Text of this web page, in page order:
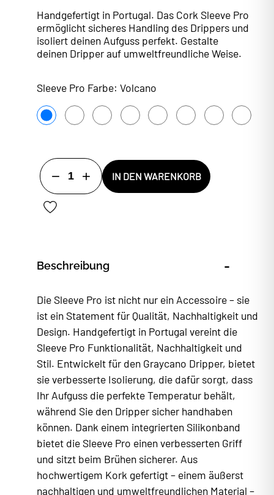
Handgefertigt in Portugal. Das Cork Sleeve Pro
ermöglicht sicheres Handling des Drippers und
isoliert deinen Aufguss perfekt. Gestalte
deinen Dripper auf umweltfreundliche Weise.
Sleeve Pro Farbe: Volcano
1 IN DEN WARENKORB
Beschreibung -
Die Sleeve Pro ist nicht nur ein Accessoire – sie
ist ein Statement für Qualität, Nachhaltigkeit und
Design. Handgefertigt in Portugal vereint die
Sleeve Pro Funktionalität, Nachhaltigkeit und
Stil. Entwickelt für den Graycano Dripper, bietet
sie verbesserte Isolierung, die dafür sorgt, dass
Ihr Aufguss die perfekte Temperatur behält,
während Sie den Dripper sicher handhaben
können. Dank einem integrierten Silikonband
bietet die Sleeve Pro einen verbesserten Griff
und sitzt beim Brühen sicherer. Aus
hochwertigem Kork gefertigt – einem äußerst
nachhaltigen und umweltfreundlichen Material –